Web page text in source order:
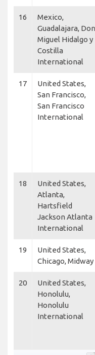
16
Mexico,
Guadalajara, Don
Miguel Hidalgo y
Costilla
International
17
United States,
San Francisco,
San Francisco
International
18
United States,
Atlanta,
Hartsfield
Jackson Atlanta
International
19
United States,
Chicago, Midway
20
United States,
Honolulu,
Honolulu
International